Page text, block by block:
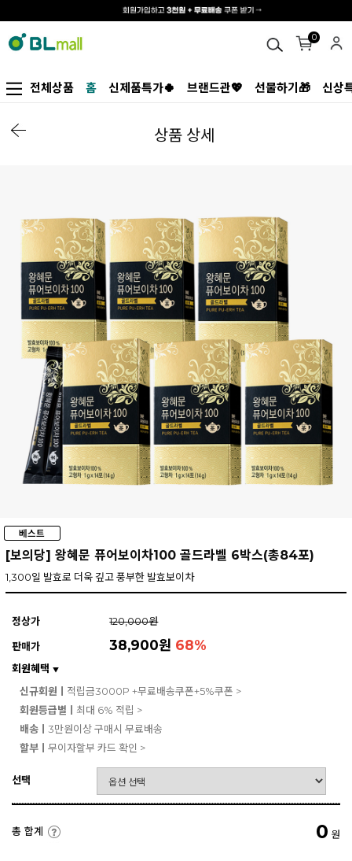
0
전체상품 홈 신제품특가🍀 브랜드관💖 선물하기🎁 신상
상품 상세
[보의당] 왕혜문 퓨어보이차100 골드라벨 6박스(총84포)
1,300일 발효로 더욱 깊고 풍부한 발효보이차
정상가
120,000원
판매가
38,900원 68%
회원혜택 ▼
신규회원ㅣ 적립금3000P +무료배송쿠폰+5%쿠폰 >
회원등급별ㅣ 최대 6% 적립 >
배송ㅣ 3만원이상 구매시 무료배송
할부ㅣ 무이자할부 카드 확인 >
선택
총 합계 0 원